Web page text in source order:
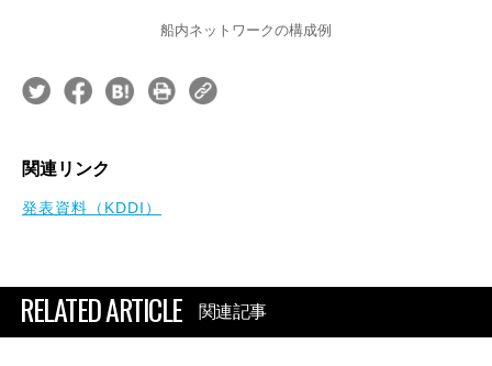
船内ネットワークの構成例
関連リンク
発表資料（KDDI）
RELATED ARTICLE 関連記事